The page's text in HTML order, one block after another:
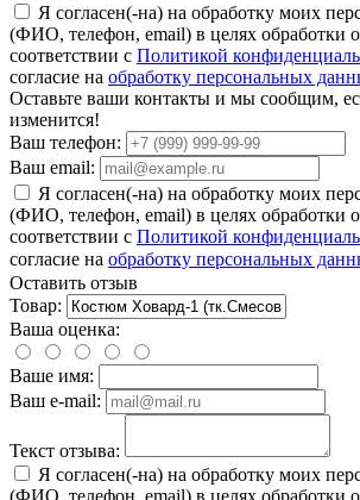
Я согласен(-на) на обработку моих
(ФИО, телефон, email) в целях обработки
соответствии с Политикой
согласие на обработку персональных
Оставьте ваши контакты и мы сообщим,
изменится!
Ваш телефон:
Ваш email:
Я согласен(-на) на обработку моих
(ФИО, телефон, email) в целях обработки
соответствии с Политикой
согласие на обработку персональных
Оставить отзыв
Товар:
Ваша оценка:
Ваше имя:
Ваш e-mail:
Текст отзыва:
Я согласен(-на) на обработку моих
(ФИО, телефон, email) в целях обработки